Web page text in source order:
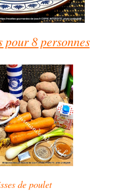
pour 8 personnes
de poulet